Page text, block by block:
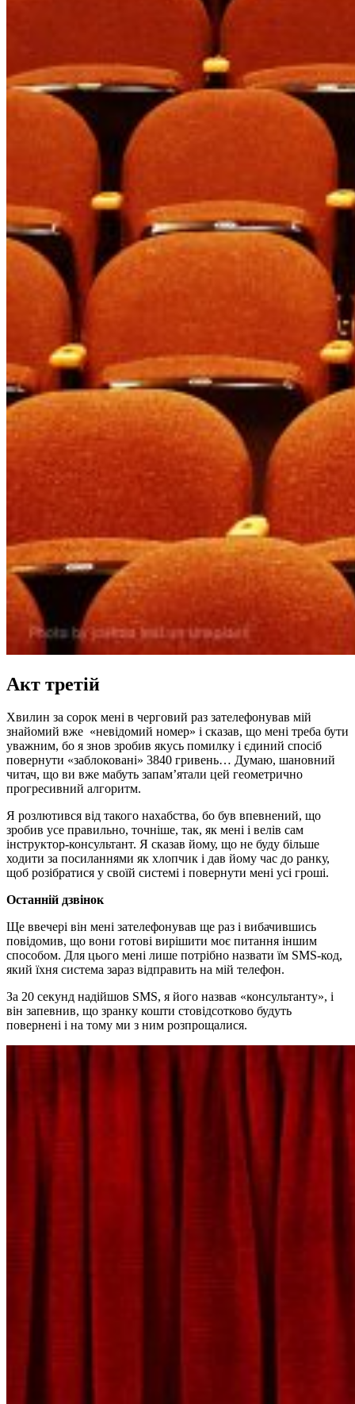
Акт третій
Хвилин за сорок мені в черговий раз зателефонував мій
знайомий вже «невідомий номер» і сказав, що мені треба бути
уважним, бо я знов зробив якусь помилку і єдиний спосіб
повернути «заблоковані» 3840 гривень… Думаю, шановний
читач, що ви вже мабуть запам’ятали цей геометрично
прогресивний алгоритм.
Я розлютився від такого нахабства, бо був впевнений, що
зробив усе правильно, точніше, так, як мені і велів сам
інструктор-консультант. Я сказав йому, що не буду більше
ходити за посиланнями як хлопчик і дав йому час до ранку,
щоб розібратися у своїй системі і повернути мені усі гроші.
Останній дзвінок
Ще ввечері він мені зателефонував ще раз і вибачившись
повідомив, що вони готові вирішити моє питання іншим
способом. Для цього мені лише потрібно назвати їм SMS-код,
який їхня система зараз відправить на мій телефон.
За 20 секунд надійшов SMS, я його назвав «консультанту», і
він запевнив, що зранку кошти стовідсотково будуть
повернені і на тому ми з ним розпрощалися.